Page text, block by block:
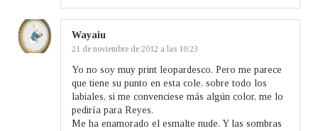
Wayaiu
21 de noviembre de 2012 a las 10:23
Yo no soy muy print leopardesco. Pero me parece
que tiene su punto en esta cole, sobre todo los
labiales, si me convenciese más algún color, me lo
pediría para Reyes.
Me ha enamorado el esmalte nude. Y las sombras